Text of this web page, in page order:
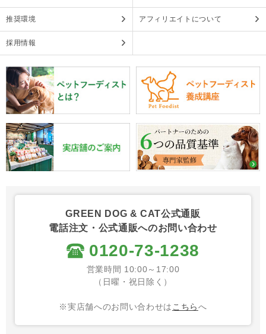
推奨環境 アフィリエイトについて
採用情報
GREEN DOG & CAT公式通販
電話注文・公式通販へのお問い合わせ
0120-73-1238
営業時間 10:00～17:00
（日曜・祝日除く）
※実店舗へのお問い合わせは こちらへ